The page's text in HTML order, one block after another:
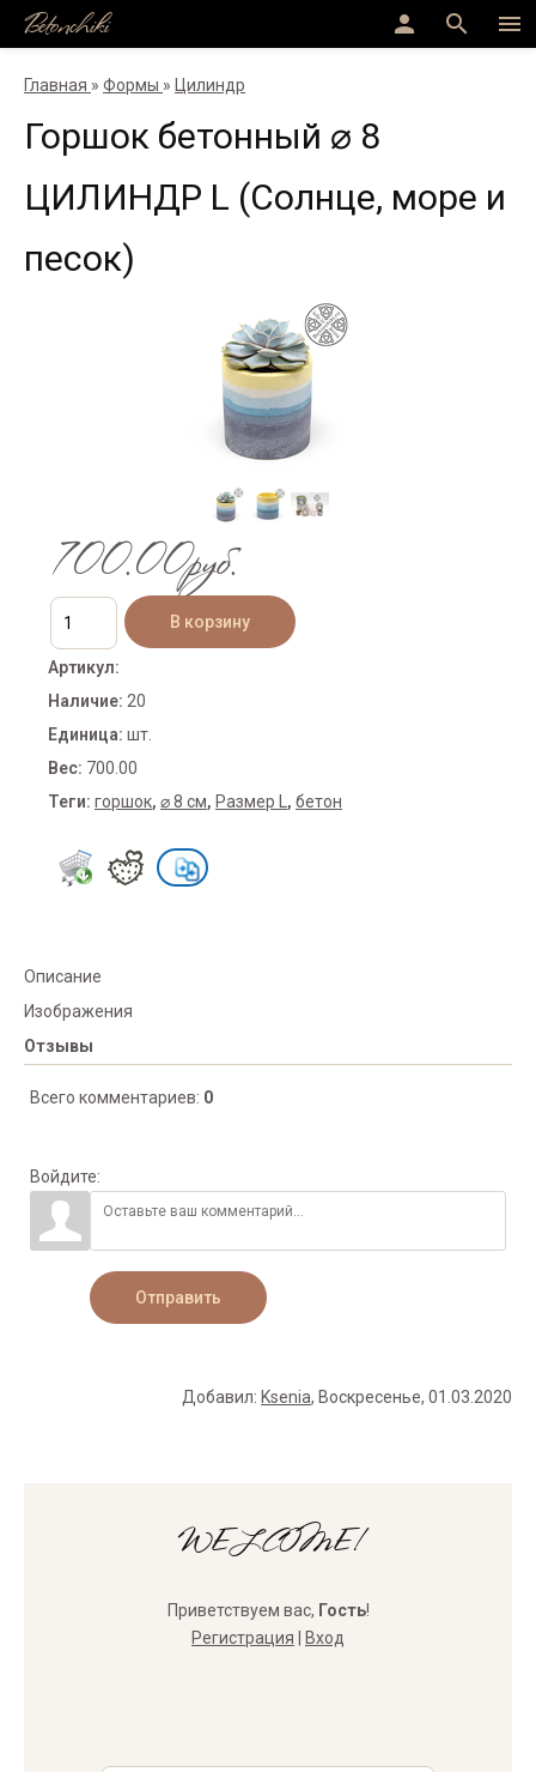
menu
search
person
Betonchiki
Главная » Формы » Цилиндр
Горшок бетонный ⌀ 8
ЦИЛИНДР L (Солнце, море и
песок)
700.00руб.
Артикул:
Наличие: 20
Единица: шт.
Вес: 700.00
Теги: горшок, ⌀ 8 см, Размер L , бетон
Описание
Изображения
Отзывы
Всего комментариев: 0
Войдите:
Отправить
Добавил: Ksenia, Воскресенье, 01.03.2020
WELCOME!
Приветствуем вас, Гость!
Регистрация
Вход